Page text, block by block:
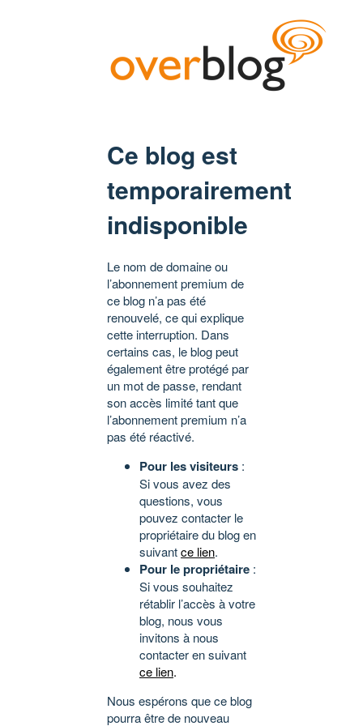
Ce blog est
temporairement
indisponible
Le nom de domaine ou
l’abonnement premium de
ce blog n’a pas été
renouvelé, ce qui explique
cette interruption. Dans
certains cas, le blog peut
également être protégé par
un mot de passe, rendant
son accès limité tant que
l’abonnement premium n’a
pas été réactivé.
Pour les visiteurs :
Si vous avez des
questions, vous
pouvez contacter le
propriétaire du blog en
suivantce lien.
Pour le propriétaire :
Si vous souhaitez
rétablir l’accès à votre
blog, nous vous
invitons à nous
contacter en suivant
ce lien.
Nous espérons que ce blog
pourra être de nouveau